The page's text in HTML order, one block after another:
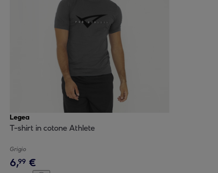
Legea
T-shirt in cotone Athlete
Grigio
6,99 €